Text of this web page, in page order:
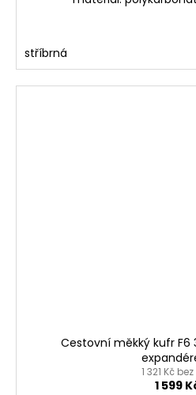
stříbrná
Cestovní měkký kufr F6
1 321 Kč bez
1 599